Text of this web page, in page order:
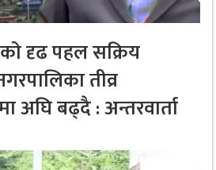
दृढ पहल सक्रिय
तीव्र
अघि बढ्दै : अन्तरवार्ता